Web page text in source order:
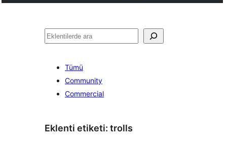
Ara
Tümü
Community
Commercial
Eklenti etiketi: trolls